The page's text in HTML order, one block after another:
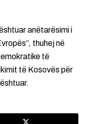
anëtarësimi i
thuhej në
të
të Kosovës për